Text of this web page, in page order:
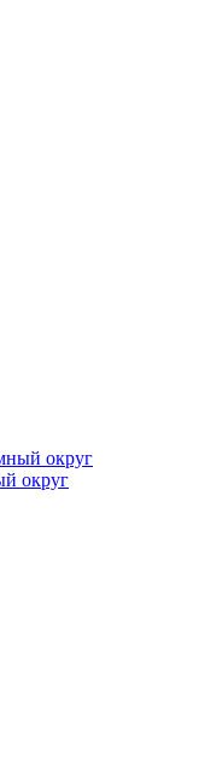
округ
округ